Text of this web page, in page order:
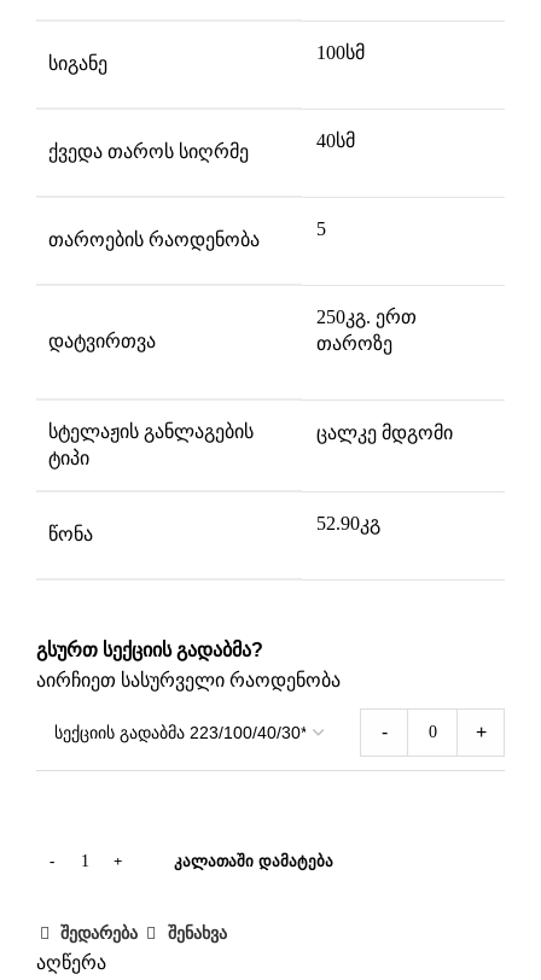
სიგანე
100სმ
ქვედა თაროს სიღრმე
40სმ
თაროების რაოდენობა
5
დატვირთვა
250კგ. ერთ
თაროზე
სტელაჟის განლაგების
ტიპი
ცალკე მდგომი
წონა
52.90კგ
გსურთ სექციის გადაბმა?
აირჩიეთ სასურველი რაოდენობა
- +
ᲙᲐᲚᲐᲗᲐᲨᲘ ᲓᲐᲛᲐᲢᲔᲑᲐ
შედარება შენახვა
აღწერა